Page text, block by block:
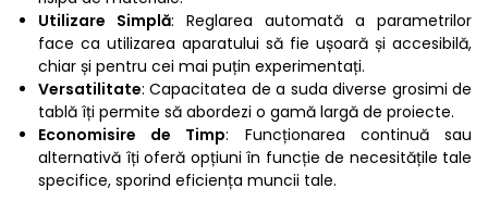
Utilizare Simplă: Reglarea automată a parametrilor
face ca utilizarea aparatului să fie ușoară și accesibilă,
chiar și pentru cei mai puțin experimentați.
Versatilitate: Capacitatea de a suda diverse grosimi de
tablă îți permite să abordezi o gamă largă de proiecte.
Economisire de Timp: Funcționarea continuă sau
alternativă îți oferă opțiuni în funcție de necesitățile tale
specifice, sporind eficiența muncii tale.